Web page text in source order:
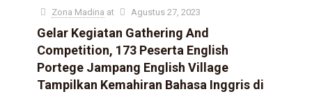
Zona Madina at Agustus 27, 2023
Gelar Kegiatan Gathering And
Competition, 173 Peserta English
Portege Jampang English Village
Tampilkan Kemahiran Bahasa Inggris di